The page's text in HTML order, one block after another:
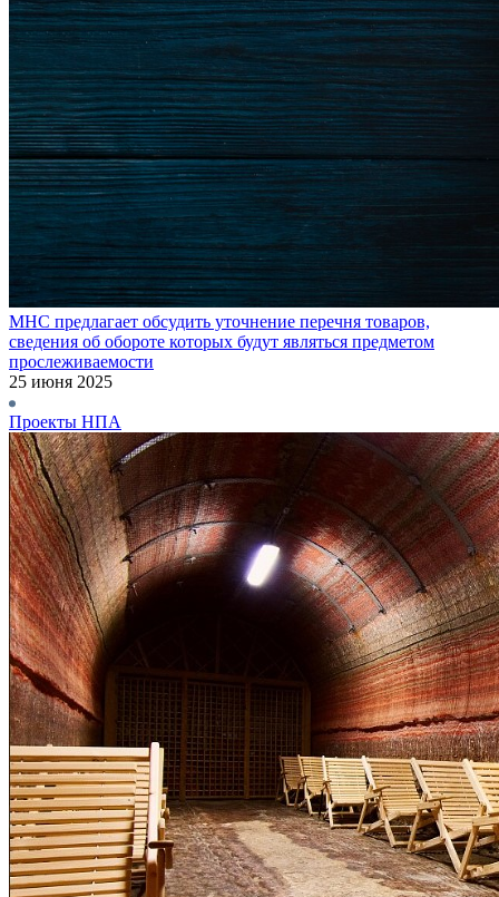
МНС предлагает обсудить уточнение перечня товаров,
сведения об обороте которых будут являться предметом
прослеживаемости
25 июня 2025
Проекты НПА